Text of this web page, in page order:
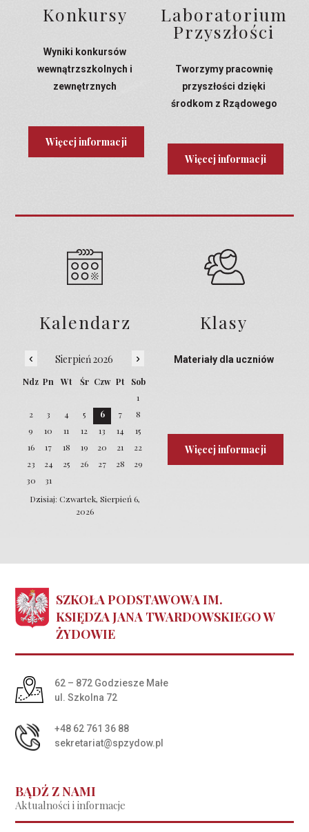
Konkursy
Wyniki konkursów
wewnątrzszkolnych i
zewnętrznych
Więcej informacji
Laboratorium
Przyszłości
Tworzymy pracownię
przyszłości dzięki
środkom z Rządowego
Więcej informacji
Kalendarz
‹ Sierpień 2026 ›
Ndz Pn Wt Śr Czw Pt
Sob
1
2
3 4 5 6 7
8
9
10 11 12 13 14
15
16
17 18 19 20 21
22
23
24 25 26 27 28
29
30
31
Dzisiaj: Czwartek, Sierpień 6,
2026
Klasy
Materiały dla uczniów
Więcej informacji
SZKOŁA PODSTAWOWA IM.
KSIĘDZA JANA TWARDOWSKIEGO W
ŻYDOWIE
Adres pocztowy:
62 – 872 Godziesze Małe
ul. Szkolna 72
+48 62 761 36 88
sekretariat@spzydow.pl
BĄDŹ Z NAMI
Aktualności i informacje